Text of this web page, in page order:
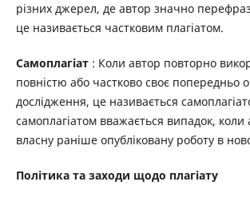
різних джерел, де автор значно
це називається частковим плагіатом.
Самоплагіат : Коли автор повторно
повністю або частково своє попередньо
дослідження, це називається
самоплагіатом вважається випадок,
власну раніше опубліковану роботу в
Політика та заходи щодо плагіату